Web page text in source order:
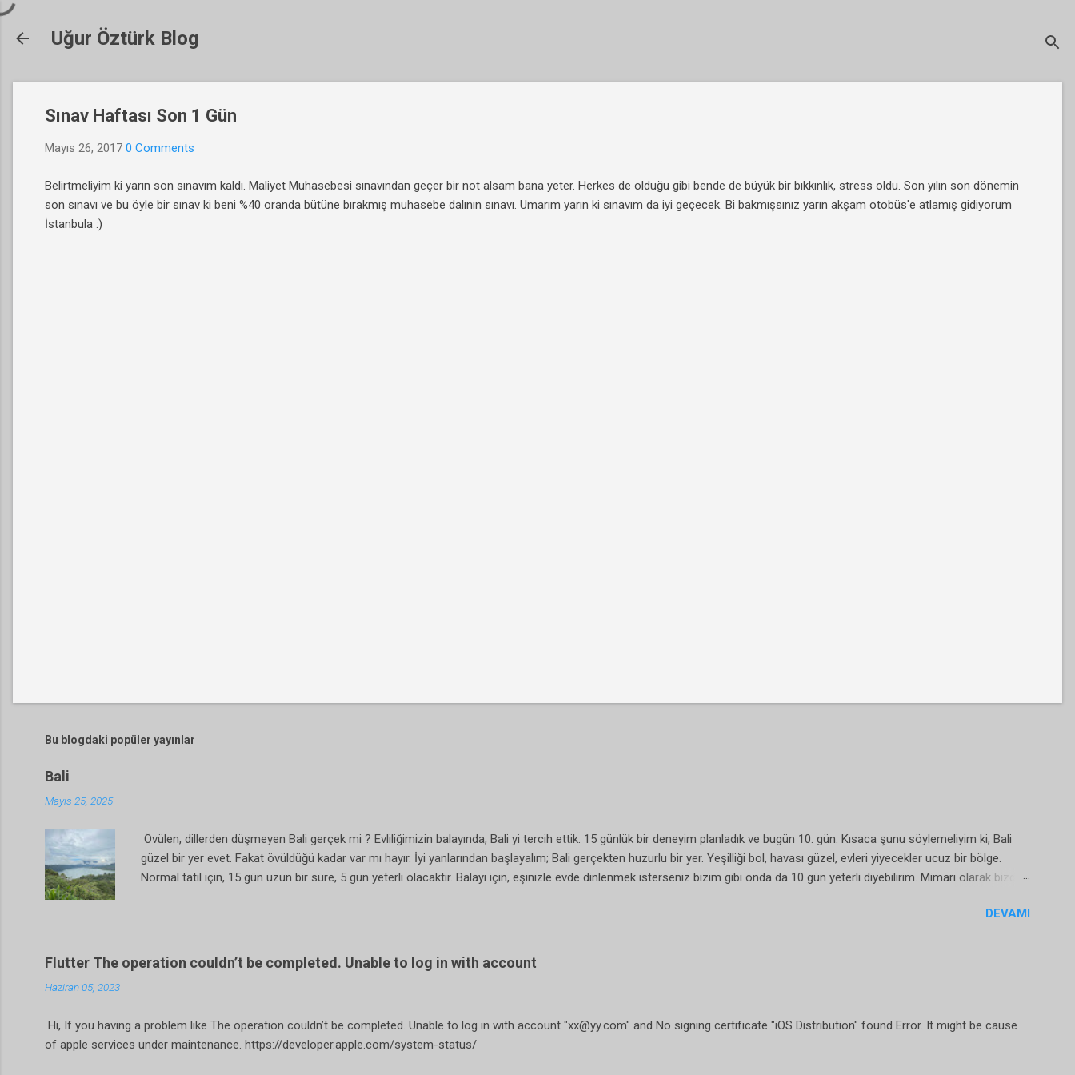
Uğur Öztürk Blog
Sınav Haftası Son 1 Gün
Mayıs 26, 2017 0 Comments
Belirtmeliyim ki yarın son sınavım kaldı. Maliyet Muhasebesi sınavından geçer bir not alsam bana yeter. Herkes de olduğu gibi bende de büyük bir bıkkınlık, stress oldu. Son yılın son dönemin
son sınavı ve bu öyle bir sınav ki beni %40 oranda bütüne bırakmış muhasebe dalının sınavı. Umarım yarın ki sınavım da iyi geçecek. Bi bakmışsınız yarın akşam otobüs'e atlamış gidiyorum
İstanbula :)
Bu blogdaki popüler yayınlar
Bali
Mayıs 25, 2025
Övülen, dillerden düşmeyen Bali gerçek mi ? Evliliğimizin balayında, Bali yi tercih ettik. 15 günlük bir deneyim planladık ve bugün 10. gün. Kısaca şunu söylemeliyim ki, Bali
güzel bir yer evet. Fakat övüldüğü kadar var mı hayır. İyi yanlarından başlayalım; Bali gerçekten huzurlu bir yer. Yeşilliği bol, havası güzel, evleri yiyecekler ucuz bir bölge.
Normal tatil için, 15 gün uzun bir süre, 5 gün yeterli olacaktır. Balayı için, eşinizle evde dinlenmek isterseniz bizim gibi onda da 10 gün yeterli diyebilirim. Mimarı olarak bizden
ücret e konaklamayı halledebilirsiniz. Bizim gibi villa tarzı bir yeri tutarsanız, sadece size ait havuzu duşu geniş geniş alanları olsun diyorsanız da 1 hafta için 20 bin tl yeDEVAMI
Flutter The operation couldn’t be completed. Unable to log in with account
Haziran 05, 2023
Hi, If you having a problem like The operation couldn’t be completed. Unable to log in with account "xx@yy.com" and No signing certificate "iOS Distribution" found Error. It might be cause
of apple services under maintenance. https://developer.apple.com/system-status/